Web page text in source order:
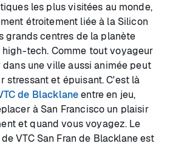
les plus visitées au monde,
étroitement liée à la Silicon
grands centres de la planète
tech. Comme tout voyageur
une ville aussi animée peut
stressant et épuisant. C'est là
de Blacklaneentre en jeu,
à San Francisco un plaisir
et quand vous voyagez. Le
VTC San Fran de Blacklane est